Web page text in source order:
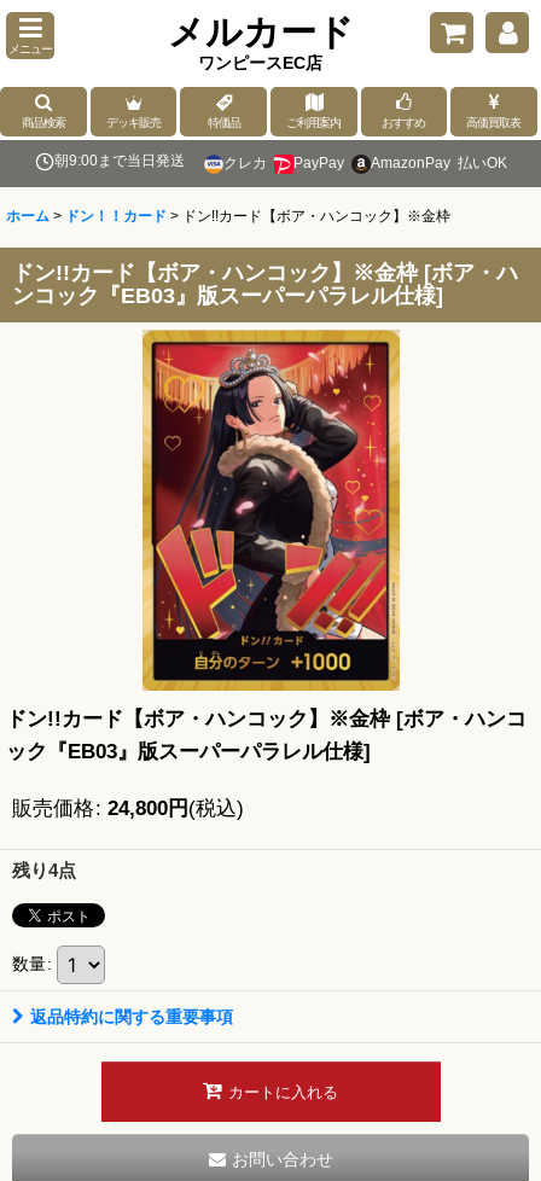
メニュー メルカード
ワンピースEC店
商品検索 デッキ販売 特価品 ご利用案内 おすすめ 高価買取表
朝9:00まで当日発送 クレカ PayPay AmazonPay 払いOK
ホーム > ドン！！カード > ドン!!カード【ボア・ハンコック】※金枠
ドン!!カード【ボア・ハンコック】※金枠 [ボア・ハ
ンコック『EB03』版スーパーパラレル仕様]
ドン!!カード【ボア・ハンコック】※金枠 [ボア・ハンコ
ック『EB03』版スーパーパラレル仕様]
販売価格: 24,800円 (税込)
残り4点
数量:
返品特約に関する重要事項
カートに入れる
お問い合わせ